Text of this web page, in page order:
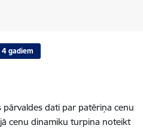
gadiem
pārvaldes dati par patēriņa cenu
cenu dinamiku turpina noteikt